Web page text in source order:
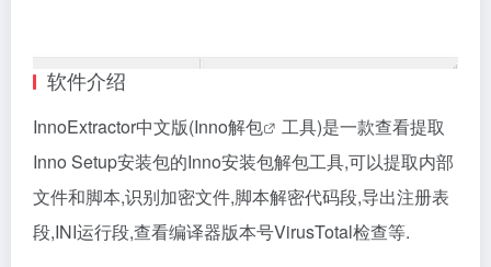
软件介绍
InnoExtractor中文版(Inno解包
工具)是一款查看提取
Inno Setup安装包的Inno安装包解包工具,可以提取内部
文件和脚本,识别加密文件,脚本解密代码段,导出注册表
段,INI运行段,查看编译器版本号VirusTotal检查等.